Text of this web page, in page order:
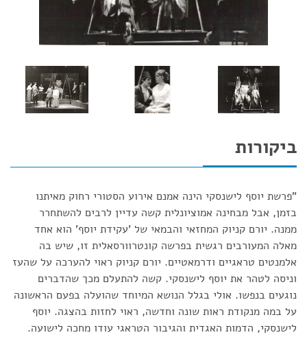
ביקורות
"פרשת יוסף לישנסקי הינה אמנם אירוע הסטורי רחוק מאיתנו
בזמן, אבל מבחינה אמוציונלית קשה עדיין לרבים להשתחרר
ממנה. יורם קניוק המחזאי והבמאי של 'עקידת יוסף' הוא אחד
מאלה המעורבים רגשית בפרשה קונטרוורסאלית זו, שיש בה
אלמנטים טראגיים ודרמאטיים. יורם קניוק ראוי להערכה על שהעז
וניסה לטהר את יוסף לישנסקי. קשה להתעלם מכך שהדברים
נוגעים בנפשו. אולי בגלל הנושא המיוחד שהועלה בפעם הראשונה
על במה מנקודת ראות שונה וחדשה, ראוי לחזות בהצגה. יוסף
לישנסקי, הדמות האגדית והגיבור הטראגי עודו מחכה לישועה.